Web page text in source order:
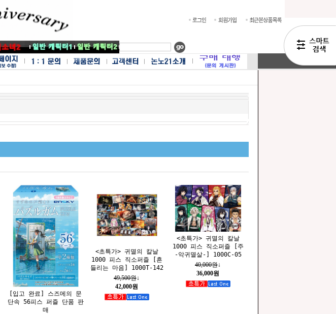
[입고 완료] 스즈메의 문
단속 56피스 퍼즐 단품 판
매
<초특가> 귀멸의 칼날
1000 피스 직소퍼즐 [흔
들리는 마음] 1000T-142
49,500원↓
42,000원
<초특가> 귀멸의 칼날
1000 피스 직소퍼즐 [주
-악귀멸살-] 1000C-05
40,000원↓
36,000원